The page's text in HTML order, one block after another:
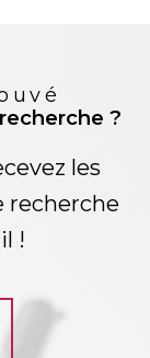
?
les
recherche
!